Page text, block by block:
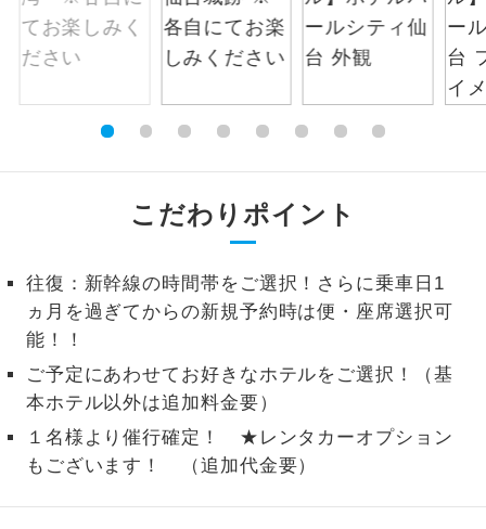
こだわりポイント
往復：新幹線の時間帯をご選択！さらに乗車日1
ヵ月を過ぎてからの新規予約時は便・座席選択可
能！！
ご予定にあわせてお好きなホテルをご選択！（基
本ホテル以外は追加料金要）
１名様より催行確定！ ★レンタカーオプション
もございます！ （追加代金要）
露天風呂
ご宿泊ホテルに露天風呂が付いていま
す。
ご宿泊ホテルに大浴場が付いています。
事の心配はいりません。（機内食を除
お部屋にてゆっくりとお召し上がりいた
トラベルイヤ
ホン
周りの音を気にせず、ガイドさんの説明
1名様催行
1名様から出発可能な個人型プランで
す。
2名様催行
2名様から出発可能な個人型プランで
す。